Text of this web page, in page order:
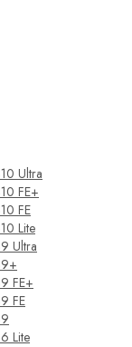
Ultra
FE+
FE
Lite
Ultra
FE+
FE
Lite